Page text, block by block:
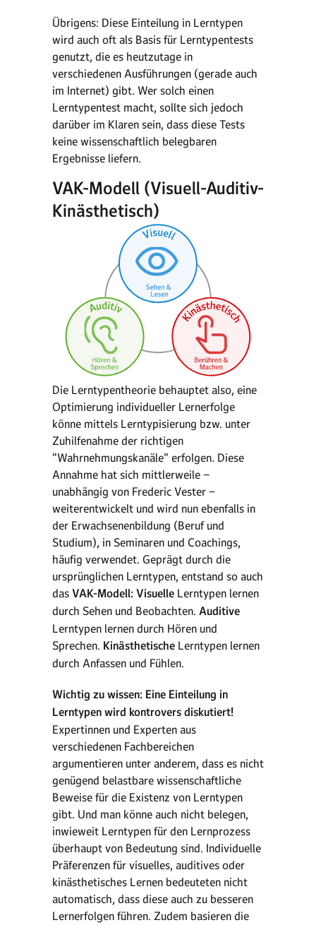
Übrigens: Diese Einteilung in Lerntypen
wird auch oft als Basis für Lerntypentests
genutzt, die es heutzutage in
verschiedenen Ausführungen (gerade auch
im Internet) gibt. Wer solch einen
Lerntypentest macht, sollte sich jedoch
darüber im Klaren sein, dass diese Tests
keine wissenschaftlich belegbaren
Ergebnisse liefern.
VAK-Modell (Visuell-Auditiv-
Kinästhetisch)
Die Lerntypentheorie behauptet also, eine
Optimierung individueller Lernerfolge
könne mittels Lerntypisierung bzw. unter
Zuhilfenahme der richtigen
"Wahrnehmungskanäle" erfolgen. Diese
Annahme hat sich mittlerweile −
unabhängig von Frederic Vester −
weiterentwickelt und wird nun ebenfalls in
der Erwachsenenbildung (Beruf und
Studium), in Seminaren und Coachings,
häufig verwendet. Geprägt durch die
ursprünglichen Lerntypen, entstand so auch
das VAK-Modell: Visuelle Lerntypen lernen
durch Sehen und Beobachten. Auditive
Lerntypen lernen durch Hören und
Sprechen. Kinästhetische Lerntypen lernen
durch Anfassen und Fühlen.
Wichtig zu wissen: Eine Einteilung in
Lerntypen wird kontrovers diskutiert!
Expertinnen und Experten aus
verschiedenen Fachbereichen
argumentieren unter anderem, dass es nicht
genügend belastbare wissenschaftliche
Beweise für die Existenz von Lerntypen
gibt. Und man könne auch nicht belegen,
inwieweit Lerntypen für den Lernprozess
überhaupt von Bedeutung sind. Individuelle
Präferenzen für visuelles, auditives oder
kinästhetisches Lernen bedeuteten nicht
automatisch, dass diese auch zu besseren
Lernerfolgen führen. Zudem basieren die